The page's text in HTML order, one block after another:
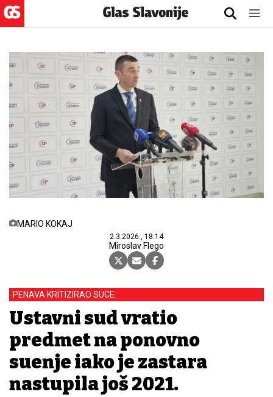
MARIO KOKAJ
2.3.2026., 18:14
Miroslav Flego
PENAVA KRITIZIRAO SUCE:
Ustavni sud vratio
predmet na ponovno
suđenje iako je zastara
nastupila još 2021.